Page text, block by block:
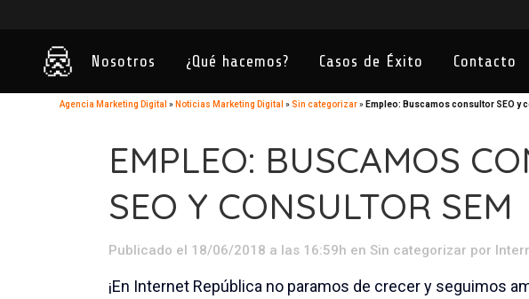
Nosotros ¿Qué hacemos? Casos de Éxito Contacto
Agencia Marketing Digital » Noticias Marketing Digital »Sin categorizar» Empleo: Buscamos consultor SEO y
EMPLEO: BUSCAMOS
SEO Y CONSULTOR SEM
Publicado el 18/06/2018 a las 16:59h en Sin categorizar por
¡En Internet República no paramos de crecer y seguimos